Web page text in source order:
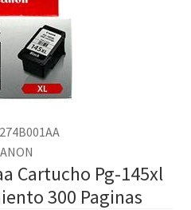
Cartucho Pg-145xl
300 Paginas